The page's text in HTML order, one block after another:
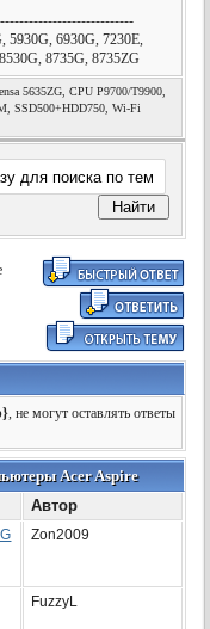
5930G, 6930G, 7230E,
8735G, 8735ZG
5635ZG, CPU P9700/T9900,
SSD500+HDD750, Wi-Fi
, не могут оставлять ответы
Acer Aspire
Автор
Zon2009
FuzzyL